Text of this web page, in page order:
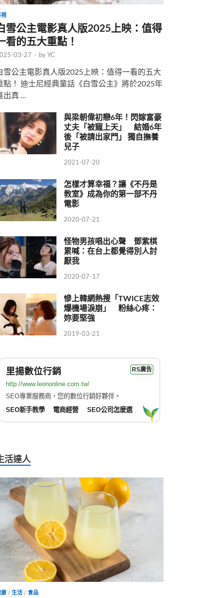
雪公主電影真人版2025上映：值得
看的五大重點！
03-27 - byYC
雪公主電影真人版2025上映：值得一看的五大
點！ 迪士尼經典童話《白雪公主》將於2025年
出真 …
與梁朝偉初戀6年！閃嫁富豪
丈夫「被寵上天」 結婚6年
後「被請出家門」 獨自撫養
兒子
2021-07-20
怎樣才算幸福？讓《不丹是
教室》成為你的第一部不丹
電影
2020-07-21
怪物男孩唱出心聲 鄧紫棋
累喊：在台上都覺得別人討
厭我
2020-07-17
慘上韓網熱搜「TWICE志效
爆機場淚崩」 粉絲心疼：
妳要堅強
2019-03-21
里揚數位行銷 RS廣告
http://www.leononline.com.tw/
SEO專業服務商，您的數位行銷好夥伴。
SEO新手教學
電商經營 SEO公司怎麼選
活達人
/生活 /食品